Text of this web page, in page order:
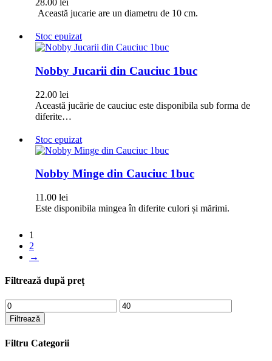
28.00 lei
Această jucarie are un diametru de 10 cm.
Stoc epuizat
Nobby Jucarii din Cauciuc 1buc
22.00 lei
Această jucărie de cauciuc este disponibila sub forma de
diferite…
Stoc epuizat
Nobby Minge din Cauciuc 1buc
11.00 lei
Este disponibila mingea în diferite culori și mărimi.
1
2
→
Filtrează după preț
Preț
minim
Preț
maxim
Filtrează
Filtru Categorii